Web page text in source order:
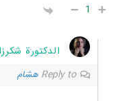
1
الدكتورة
Reply to هشام